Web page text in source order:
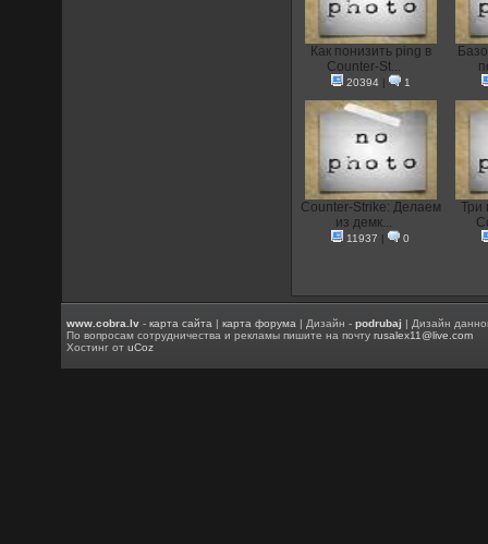
Как понизить ping в
Counter-St...
20394| 1
Counter-Strike: Делаем
из демк...
11937 | 0
Три
www.cobra.lv -карта сайта |карта форума | Дизайн -podrubaj | Дизайн
По вопросам сотрудничества и рекламы пишите на почтуrusalex11@live.com
Хостинг отuCoz